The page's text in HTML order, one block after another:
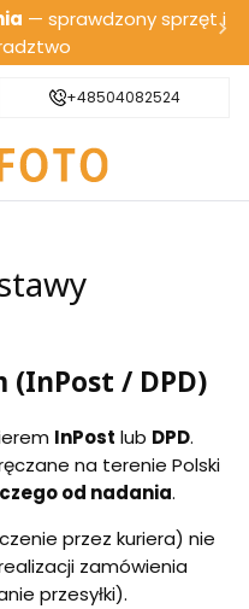
— sprawdzony sprzęt i
Bezpieczna wysyłka
+48504082524
/ DPD)
InPost lub DPD.
na terenie Polski
od nadania.
przez kuriera) nie
zamówienia
przesyłki).